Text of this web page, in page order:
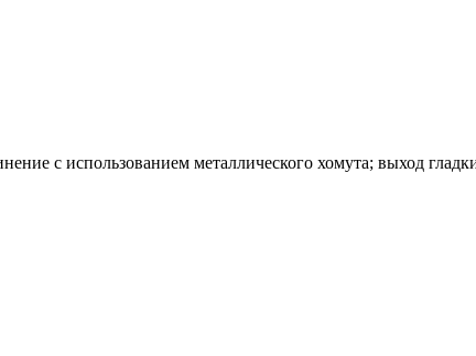
с использованием металлического хомута; выход